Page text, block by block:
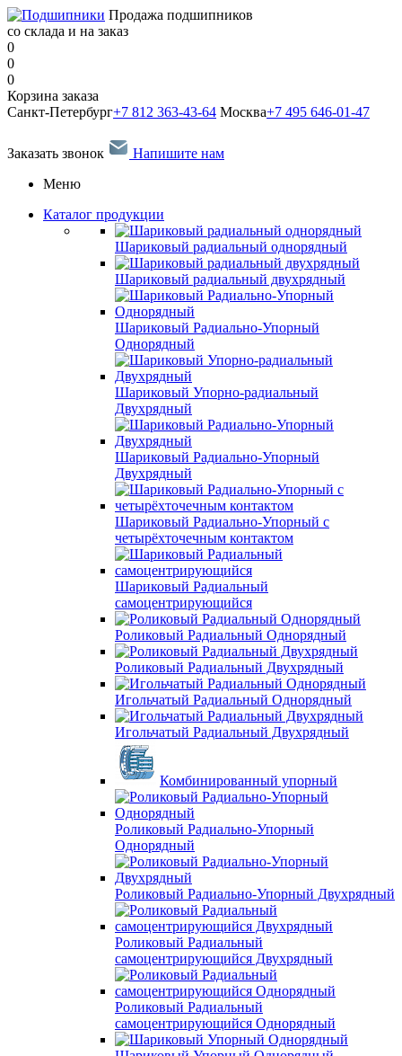
Продажа подшипников
со склада и на заказ
0
0
0
Корзина заказа
Санкт-Петербург+7 812 363-43-64 Москва+7 495 646-01-47
Заказать звонок
Напишите нам
Меню
Каталог продукции
Шариковый радиальный однорядный
Шариковый радиальный двухрядный
Шариковый Радиально-Упорный
Однорядный
Шариковый Упорно-радиальный
Двухрядный
Шариковый Радиально-Упорный
Двухрядный
Шариковый Радиально-Упорный с
четырёхточечным контактом
Шариковый Радиальный
самоцентрирующийся
Роликовый Радиальный Однорядный
Роликовый Радиальный Двухрядный
Игольчатый Радиальный Однорядный
Игольчатый Радиальный Двухрядный
Комбинированный упорный
Роликовый Радиально-Упорный
Однорядный
Роликовый Радиально-Упорный Двухрядный
Роликовый Радиальный
самоцентрирующийся Двухрядный
Роликовый Радиальный
самоцентрирующийся Однорядный